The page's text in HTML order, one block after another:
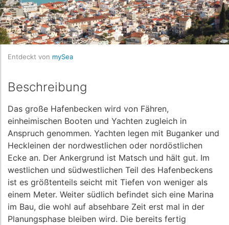
Entdeckt von mySea
Beschreibung
Das große Hafenbecken wird von Fähren,
einheimischen Booten und Yachten zugleich in
Anspruch genommen. Yachten legen mit Buganker und
Heckleinen der nordwestlichen oder nordöstlichen
Ecke an. Der Ankergrund ist Matsch und hält gut. Im
westlichen und südwestlichen Teil des Hafenbeckens
ist es größtenteils seicht mit Tiefen von weniger als
einem Meter. Weiter südlich befindet sich eine Marina
im Bau, die wohl auf absehbare Zeit erst mal in der
Planungsphase bleiben wird. Die bereits fertig